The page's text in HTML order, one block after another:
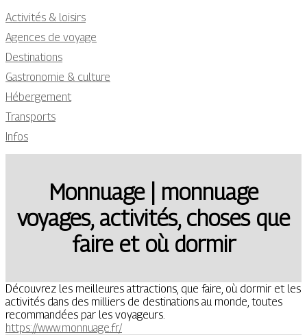
Activités & loisirs
Agences de voyage
Destinations
Gastronomie & culture
Hébergement
Transports
Infos
Monnuage | monnuage
voyages, activités, choses que
faire et où dormir
Découvrez les meilleures attractions, que faire, où dormir et les
activités dans des milliers de destinations au monde, toutes
recommandées par les voyageurs.
https://www.monnuage.fr/